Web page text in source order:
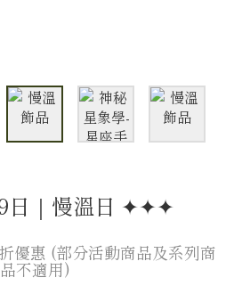
｜慢溫日 ✦✦✦
優惠 (部分活動商品及系列商
品不適用)